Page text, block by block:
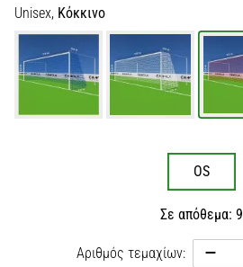
Unisex, Κόκκινο
OS
Σε απόθεμα: 9
Αριθμός τεμαχίων: